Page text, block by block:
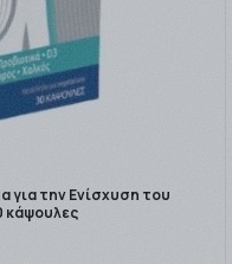
για την Ενίσχυση του
κάψουλες